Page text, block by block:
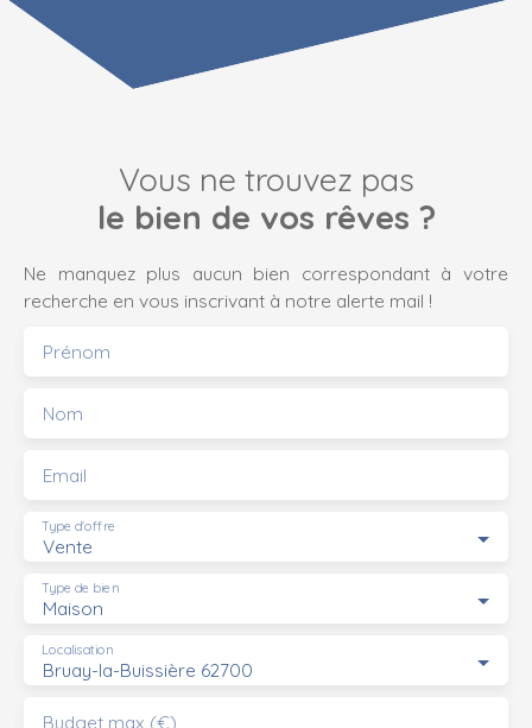
Vous ne trouvez pas
le bien de vos rêves ?
Ne manquez plus aucun bien correspondant à votre
recherche en vous inscrivant à notre alerte mail !
Prénom
Nom
Email
Vente
Type d'offre
Maison
Type de bien
Bruay-la-Buissière 62700
Localisation
Budget max (€)